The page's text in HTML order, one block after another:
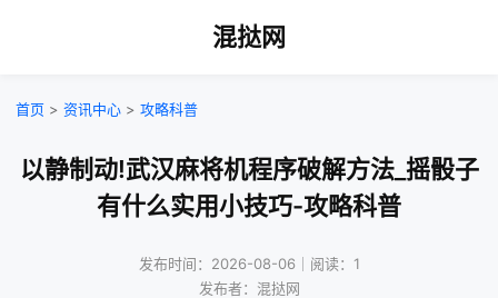
混挞网
首页 > 资讯中心 > 攻略科普
以静制动!武汉麻将机程序破解方法_摇骰子
有什么实用小技巧-攻略科普
发布时间：2026-08-06｜阅读：1
发布者：混挞网